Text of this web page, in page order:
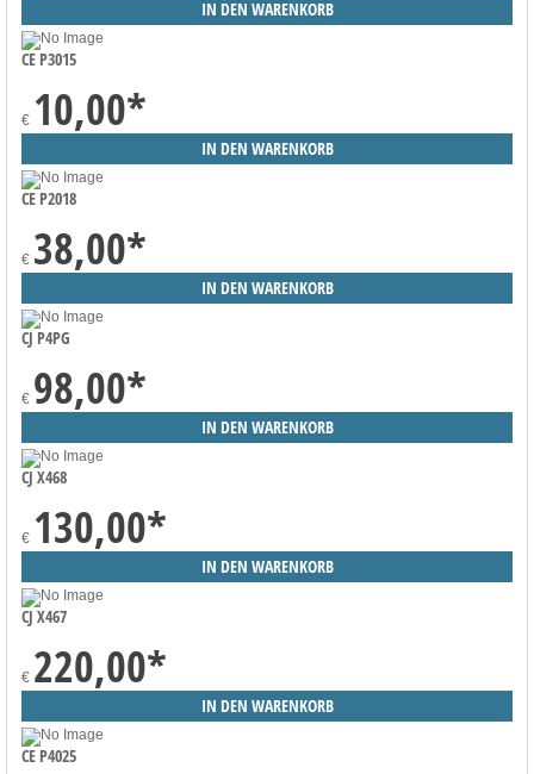
CE P3015
€ 10,00*
CE P2018
€ 38,00*
CJ P4PG
€ 98,00*
CJ X468
€ 130,00*
CJ X467
€ 220,00*
CE P4025